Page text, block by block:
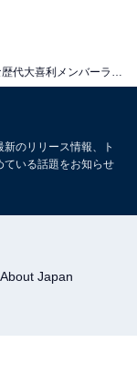
『笑点』好きな歴代大喜利メンバーランキング！ 「林家木久扇」「桂歌丸」を上回る1位は？
のリリース情報、ト
ている話題をお知らせ
Japan